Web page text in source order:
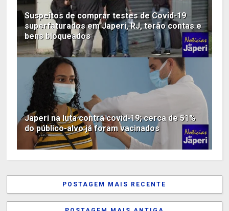
Suspeitos de comprar testes de Covid-19
superfaturados em Japeri, RJ, terão contas e
bens bloqueados
Japeri na luta contra covid-19; cerca de 51%
do público-alvo já foram vacinados
POSTAGEM MAIS RECENTE